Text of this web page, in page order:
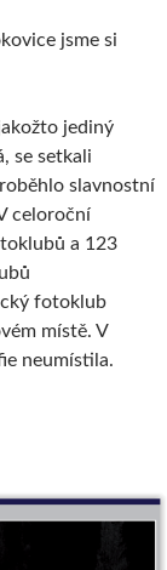
jsme si
jediný
se setkali
slavnostní
celoroční
a 123
fotoklub
místě. V
neumístila.